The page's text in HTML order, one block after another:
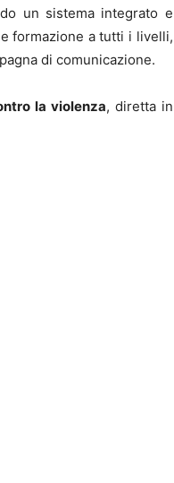
un sistema integrato e
formazione a tutti i livelli,
di comunicazione.
la violenza, diretta in